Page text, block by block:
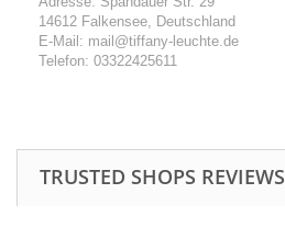
14612 Falkensee, Deutschland
E-Mail: mail@tiffany-leuchte.de
Telefon: 03322425611
TRUSTED SHOPS REVIEWS